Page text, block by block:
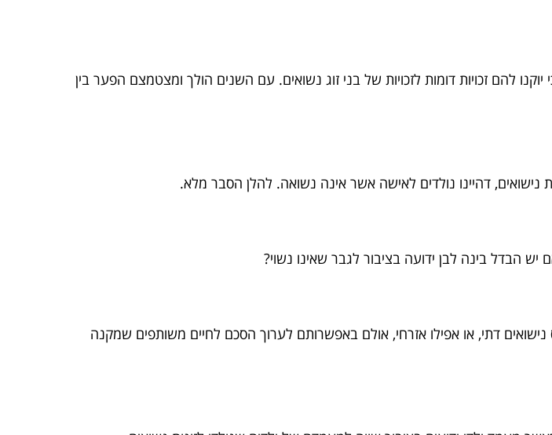
להם זכויות דומות לזכויות של בני זוג נשואים. עם השנים הולך ומצטמצם הפער בין
דהיינו נולדים לאישה אשר אינה נשואה. להלן הסבר מלא.
הבדל בינה לבן ידועה בציבור לגבר שאינו נשוי?
דתי, או אפילו אזרחי, אולם באפשרותם לערוך הסכם לחיים משותפים שמקנה